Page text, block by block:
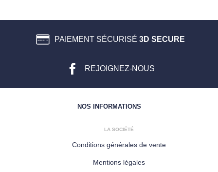
PAIEMENT SÉCURISÉ 3D SECURE
REJOIGNEZ-NOUS
NOS INFORMATIONS
LA SOCIÉTÉ
Conditions générales de vente
Mentions légales